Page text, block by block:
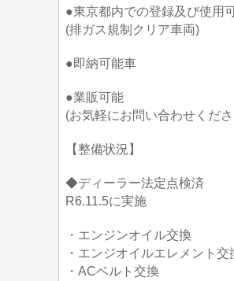
●東京都内での登録及び使用
(排ガス規制クリア車両)
●即納可能車
●業販可能
(お気軽にお問い合わせくだ
【整備状況】
◆ディーラー法定点検済
R6.11.5に実施
・エンジンオイル交換
・エンジオイルエレメント交
・ACベルト交換